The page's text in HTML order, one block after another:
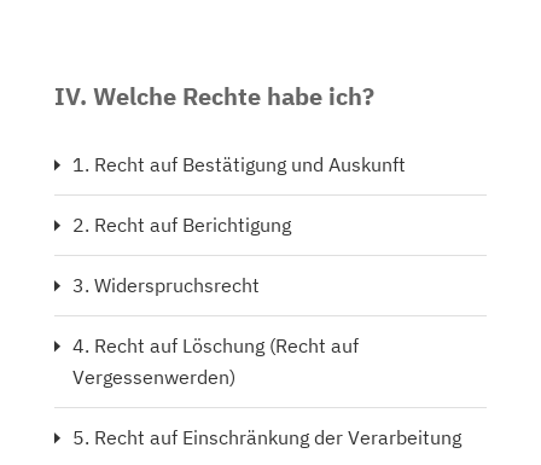
IV. Welche Rechte habe ich?
1. Recht auf Bestätigung und Auskunft
2. Recht auf Berichtigung
3. Widerspruchsrecht
4. Recht auf Löschung (Recht auf
Vergessenwerden)
5. Recht auf Einschränkung der Verarbeitung